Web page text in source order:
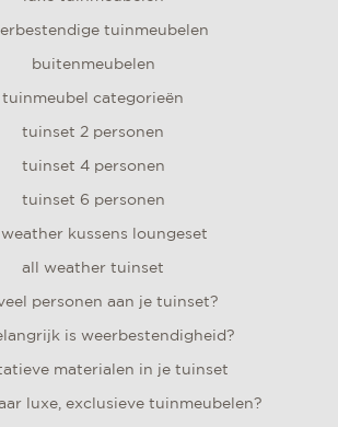
tuinmeubelen
buitenmeubelen
tuinmeubel categorieën
tuinset 2 personen
tuinset 4 personen
tuinset 6 personen
kussens loungeset
all weather tuinset
personen aan je tuinset?
is weerbestendigheid?
materialen in je tuinset
luxe, exclusieve tuinmeubelen?